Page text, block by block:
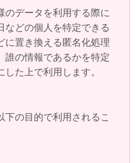
のデータを利用する際に
などの個人を特定できる
に置き換える匿名化処理
誰の情報であるかを特定
た上で利用します。
の目的で利用されるこ